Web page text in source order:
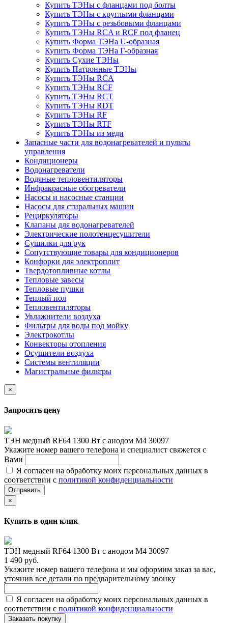
Купить ТЭНы с фланцами под болты
Купить ТЭНы с круглыми фланцами
Купить ТЭНы с резьбовыми фланцами
Купить ТЭНы RCA и RCF под фланец
Купить Форма ТЭНа U-образная
Купить Форма ТЭНа Г-образная
Купить Сухие ТЭНы
Купить Патронные ТЭНы
Купить ТЭНы RCA
Купить ТЭНы RCF
Купить ТЭНы RCT
Купить ТЭНы RDT
Купить ТЭНы RF
Купить ТЭНы RTF
Купить ТЭНы из меди
Запасные части для водонагревателей и пульты
управления
Кондиционеры
Водонагреватели
Водяные тепловентиляторы
Инфракрасные обогреватели
Насосы и насосные станции
Насосы для стиральных машин
Рециркуляторы
Клапаны для водонагревателей
Электрические полотенцесушители
Сушилки для рук
Сопутствующие товары для кондиционеров
Конфорки для электроплит
Твердотопливные котлы
Тепловые завесы
Тепловые пушки
Теплый пол
Тепловентиляторы
Увлажнители воздуха
Фильтры для воды под мойку
Электрокотлы
Конвекторы отопления
Осушители воздуха
Системы вентиляции
Магистральные фильтры
×
Запросить цену
ТЭН медный RF64 1300 Вт с анодом М4 30097
Укажите номер вашего телефона и специалист свяжется с
Вами
Я согласен на обработку моих персональных данных в
соответствии с политикой конфиденциальности
Отправить
×
Купить в один клик
ТЭН медный RF64 1300 Вт с анодом М4 30097
1 490 руб.
Укажите номер вашего телефона и мы оформим заказ за вас,
уточнив все детали по предварительному звонку
Я согласен на обработку моих персональных данных в
соответствии с политикой конфиденциальности
Заказать покупку